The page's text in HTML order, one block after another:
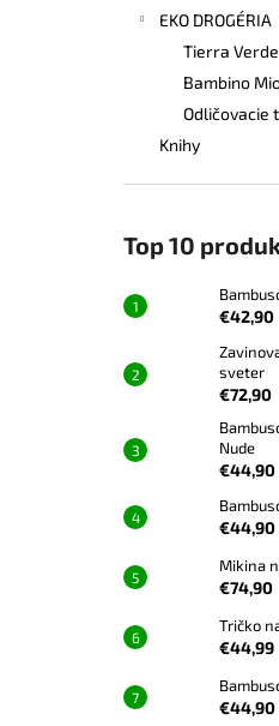
EKO DROGÉRIA
Tierra Verde
Bambino
Odličovacie
Knihy
Top 10
€42,90
sveter
€72,90
Nude
€44,90
€44,90
Mikina
€74,90
Tričko
€44,99
€44,90